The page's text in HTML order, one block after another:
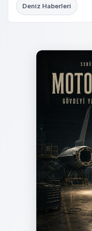
Deniz Haberleri